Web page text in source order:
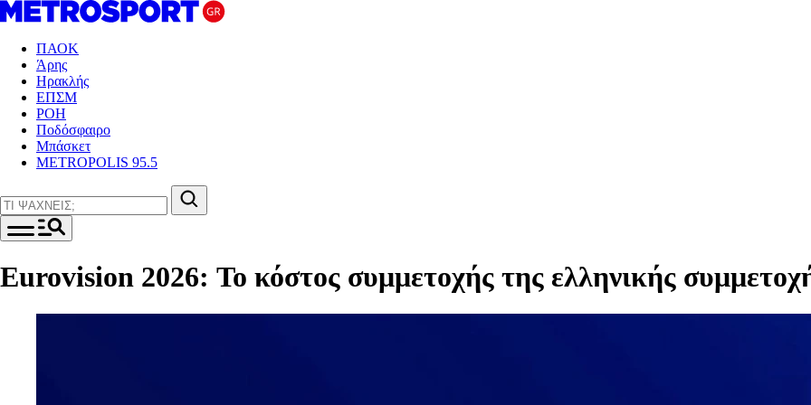
ΠΑΟΚ
Άρης
Ηρακλής
ΕΠΣΜ
ΡΟΗ
Ποδόσφαιρο
Μπάσκετ
METROPOLIS 95.5
Eurovision 2026: Το κόστος συμμετοχής της ελληνικής